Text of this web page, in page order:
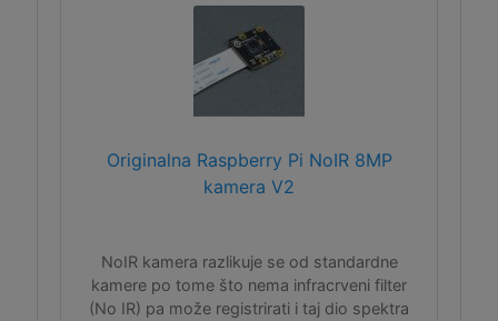
Originalna Raspberry Pi NoIR 8MP
kamera V2
NoIR kamera razlikuje se od standardne
kamere po tome što nema infracrveni filter
(No IR) pa može registrirati i taj dio spektra